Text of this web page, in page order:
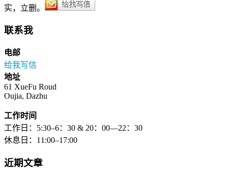
实，立删。
联系我
电邮
给我写信
地址
61 XueFu Roud
Oujia, Dazhu
工作时间
工作日：5:30–6：30 & 20：00—22：30
休息日：11:00–17:00
近期文章